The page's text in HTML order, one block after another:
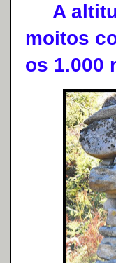
A
moitos
os 1.000